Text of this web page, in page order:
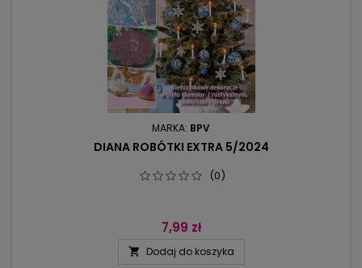
MARKA: BPV
DIANA ROBÓTKI EXTRA 5/2024
(0)
7,99 zł
 Dodaj do koszyka